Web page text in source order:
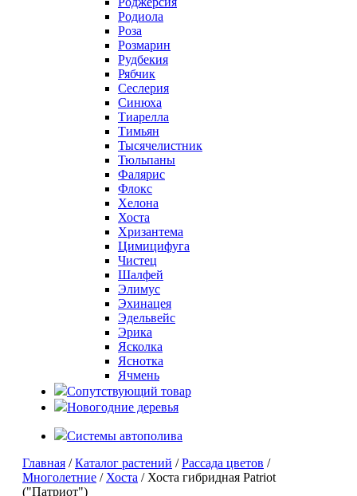
Родиола
Роза
Розмарин
Рудбекия
Рябчик
Сеслерия
Синюха
Тиарелла
Тимьян
Тысячелистник
Тюльпаны
Фалярис
Флокс
Хелона
Хоста
Хризантема
Цимицифуга
Чистец
Шалфей
Элимус
Эхинацея
Эдельвейс
Эрика
Ясколка
Яснотка
Ячмень
Сопутствующий товар
Новогодние деревья
Системы автополива
Главная /Каталог растений /Рассада цветов /
Многолетние / Хоста / Хоста гибридная Patriot
("Патриот")